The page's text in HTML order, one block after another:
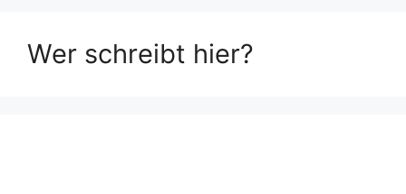
Wer schreibt hier?